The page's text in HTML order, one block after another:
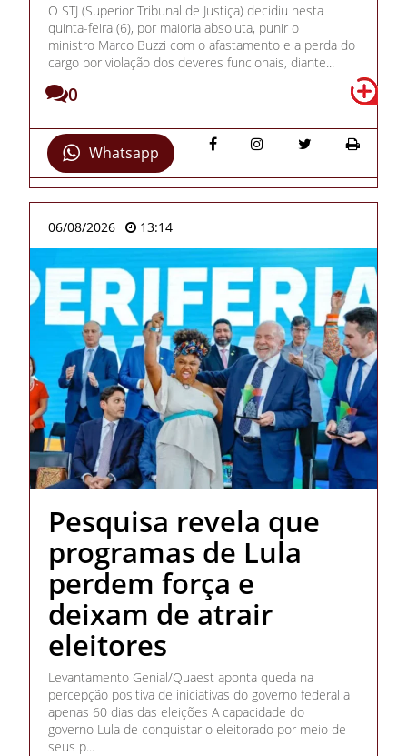
O STJ (Superior Tribunal de Justiça) decidiu nesta
quinta-feira (6), por maioria absoluta, punir o
ministro Marco Buzzi com o afastamento e a perda do
cargo por violação dos deveres funcionais, diante...
0
Whatsapp
06/08/2026 13:14
Pesquisa revela que
programas de Lula
perdem força e
deixam de atrair
eleitores
Levantamento Genial/Quaest aponta queda na
percepção positiva de iniciativas do governo federal a
apenas 60 dias das eleições A capacidade do
governo Lula de conquistar o eleitorado por meio de
seus p...